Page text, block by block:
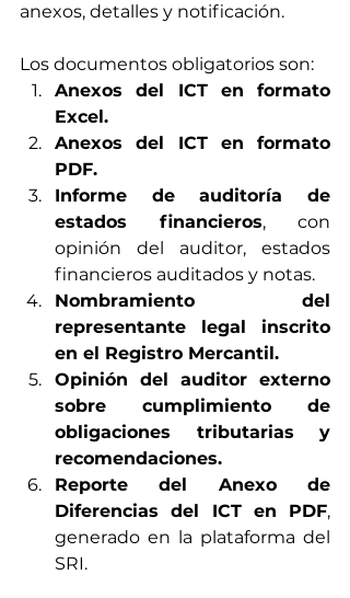
anexos, detalles y notificación.
Los documentos obligatorios son:
Anexos del ICT en formato
Excel.
Anexos del ICT en formato
PDF.
Informe de auditoría de
estados financieros, con
opinión del auditor, estados
financieros auditados y notas.
Nombramiento del
representante legal inscrito
en el Registro Mercantil.
Opinión del auditor externo
sobre cumplimiento de
obligaciones tributarias y
recomendaciones.
Reporte del Anexo de
Diferencias del ICT en PDF,
generado en la plataforma del
SRI.